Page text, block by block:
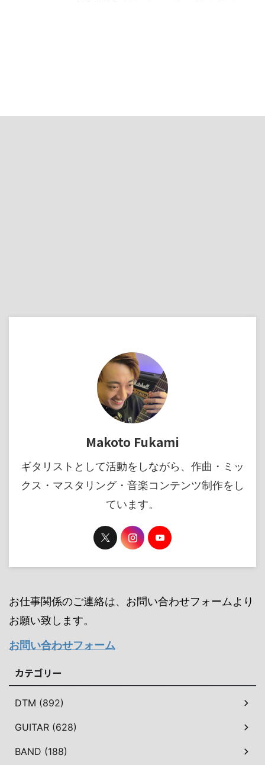
Makoto Fukami
ギタリストとして活動をしながら、作曲・ミッ
クス・マスタリング・音楽コンテンツ制作をし
ています。
お仕事関係のご連絡は、お問い合わせフォームより
お願い致します。
お問い合わせフォーム
カテゴリー
DTM (892)
GUITAR (628)
BAND (188)